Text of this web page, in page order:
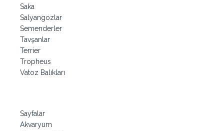
Saka
Salyangozlar
Semenderler
Tavşanlar
Terrier
Tropheus
Vatoz Balıkları
Sayfalar
Akvaryum